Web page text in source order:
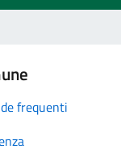
frequenti